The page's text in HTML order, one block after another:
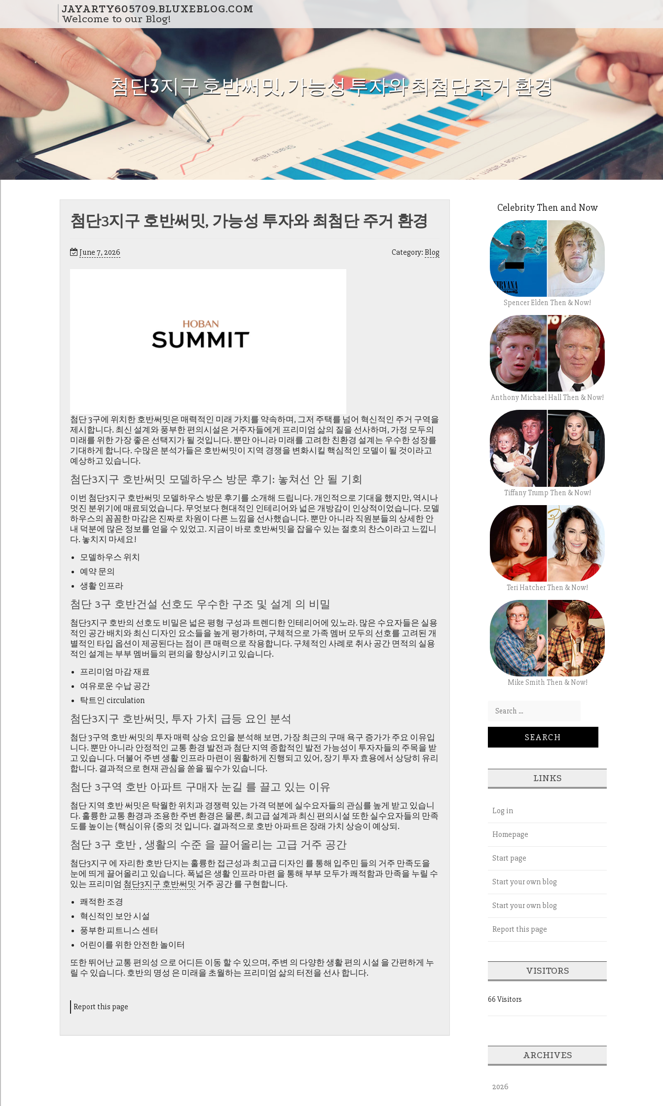
JAYARTY605709.BLUXEBLOG.COM
Welcome to our Blog!
첨단3지구 호반써밋, 가능성 투자와 최첨단 주거 환경
첨단3지구 호반써밋, 가능성 투자와 최첨단 주거 환경
June 7, 2026 Category: Blog
첨단 3구에 위치한 호반써밋은 매력적인 미래 가치를 약속하며, 그저 주택를 넘어 혁신적인 주거 구역을
제시합니다. 최신 설계와 풍부한 편의시설은 거주자들에게 프리미엄 삶의 질을 선사하며, 가정 모두의
미래를 위한 가장 좋은 선택지가 될 것입니다. 뿐만 아니라 미래를 고려한 친환경 설계는 우수한 성장를
기대하게 합니다. 수많은 분석가들은 호반써밋이 지역 경쟁을 변화시킬 핵심적인 모델이 될 것이라고
예상하고 있습니다.
첨단3지구 호반써밋 모델하우스 방문 후기: 놓쳐선 안 될 기회
이번 첨단3지구 호반써밋 모델하우스 방문 후기를 소개해 드립니다. 개인적으로 기대을 했지만, 역시나
멋진 분위기에 매료되었습니다. 무엇보다 현대적인 인테리어와 넓은 개방감이 인상적이었습니다. 모델
하우스의 꼼꼼한 마감은 진짜로 차원이 다른 느낌을 선사했습니다. 뿐만 아니라 직원분들의 상세한 안
내 덕분에 많은 정보를 얻을 수 있었고. 지금이 바로 호반써밋을 잡을수 있는 절호의 찬스이라고 느낍니
다. 놓치지 마세요!
모델하우스 위치
예약 문의
생활 인프라
첨단 3구 호반건설 선호도 우수한 구조 및 설계 의 비밀
첨단3지구 호반의 선호도 비밀은 넓은 평형 구성과 트렌디한 인테리어에 있노라. 많은 수요자들은 실용
적인 공간 배치와 최신 디자인 요소들을 높게 평가하며, 구체적으로 가족 멤버 모두의 선호를 고려된 개
별적인 타입 옵션이 제공된다는 점이 큰 매력으로 작용합니다. 구체적인 사례로 취사 공간 면적의 실용
적인 설계는 부부 멤버들의 편의을 향상시키고 있습니다.
프리미엄 마감 재료
여유로운 수납 공간
탁트인 circulation
첨단3지구 호반써밋, 투자 가치 급등 요인 분석
첨단 3구역 호반 써밋의 투자 매력 상승 요인을 분석해 보면, 가장 최근의 구매 욕구 증가가 주요 이유입
니다. 뿐만 아니라 안정적인 교통 환경 발전과 첨단 지역 종합적인 발전 가능성이 투자자들의 주목을 받
고 있습니다. 더불어 주변 생활 인프라 마련이 원활하게 진행되고 있어, 장기 투자 효용에서 상당히 유리
합니다. 결과적으로 현재 관심을 쏟을 필수가 있습니다.
첨단 3구역 호반 아파트 구매자 눈길 를 끌고 있는 이유
첨단 지역 호반 써밋은 탁월한 위치과 경쟁력 있는 가격 덕분에 실수요자들의 관심를 높게 받고 있습니
다. 훌륭한 교통 환경과 조용한 주변 환경은 물론, 최고급 설계과 최신 편의시설 또한 실수요자들의 만족
도를 높이는 {핵심이유 {중의 것 입니다. 결과적으로 호반 아파트은 장래 가치 상승이 예상되.
첨단 3구 호반 , 생활의 수준 을 끌어올리는 고급 거주 공간
첨단3지구 에 자리한 호반 단지는 훌륭한 접근성과 최고급 디자인 를 통해 입주민 들의 거주 만족도을
눈에 띄게 끌어올리고 있습니다. 폭넓은 생활 인프라 마련 을 통해 부부 모두가 쾌적함과 만족을 누릴 수
있는 프리미엄 첨단3지구 호반써밋 거주 공간 를 구현합니다.
쾌적한 조경
혁신적인 보안 시설
풍부한 피트니스 센터
어린이를 위한 안전한 놀이터
또한 뛰어난 교통 편의성 으로 어디든 이동 할 수 있으며, 주변 의 다양한 생활 편의 시설 을 간편하게 누
릴 수 있습니다. 호반의 명성 은 미래을 초월하는 프리미엄 삶의 터전을 선사 합니다.
Report this page
Celebrity Then and Now
Spencer Elden Then & Now!
Anthony Michael Hall Then & Now!
Tiffany Trump Then & Now!
Teri Hatcher Then & Now!
Mike Smith Then & Now!
Search for:
LINKS
Log in
Homepage
Start page
Start your own blog
Start your own blog
Report this page
VISITORS
66 Visitors
ARCHIVES
2026